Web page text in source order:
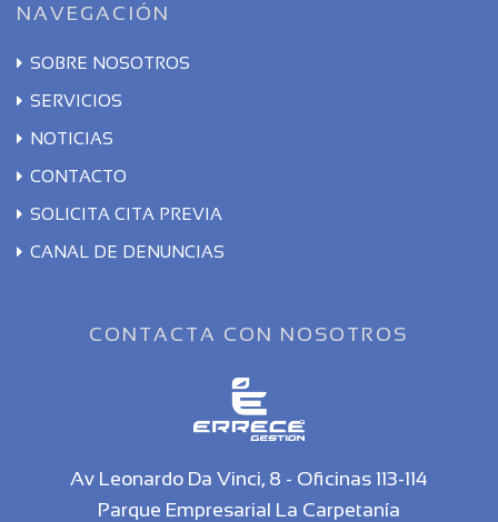
NAVEGACIÓN
SOBRE NOSOTROS
SERVICIOS
NOTICIAS
CONTACTO
SOLICITA CITA PREVIA
CANAL DE DENUNCIAS
CONTACTA CON NOSOTROS
Av Leonardo Da Vinci, 8 - Oficinas 113-114
Parque Empresarial La Carpetanía